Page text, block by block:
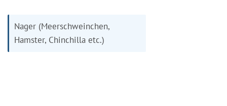
Nager (Meerschweinchen,
Hamster, Chinchilla etc.)